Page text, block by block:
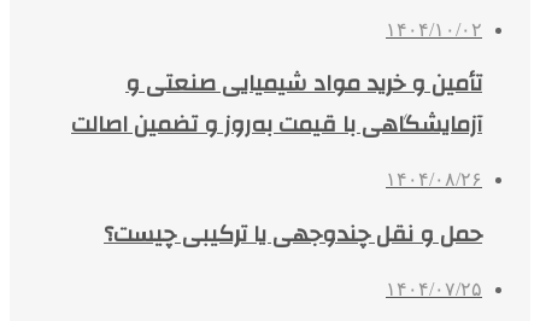
۱۴۰۴/۱۰/۰۲
تأمین و خرید مواد شیمیایی صنعتی و
آزمایشگاهی با قیمت به‌روز و تضمین اصالت
۱۴۰۴/۰۸/۲۶
حمل و نقل چندوجهی یا ترکیبی چیست؟
۱۴۰۴/۰۷/۲۵